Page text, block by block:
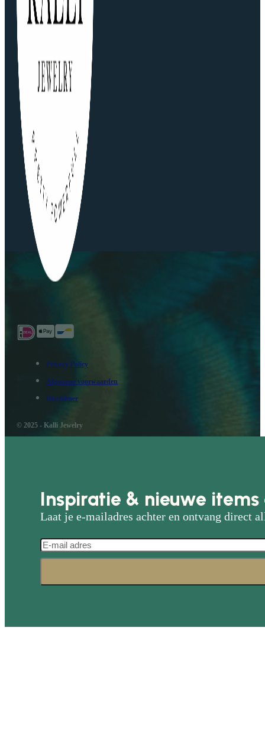
Privacy Policy
Algemene voorwaarden
Disclaimer
© 2025 - Kalli Jewelry
Inspiratie & nieuwe
Laat je e-mailadres achter en ontvang direct